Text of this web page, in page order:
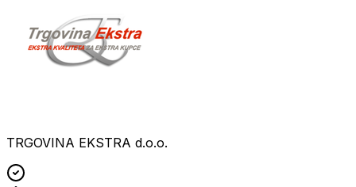
TRGOVINA EKSTRA d.o.o.